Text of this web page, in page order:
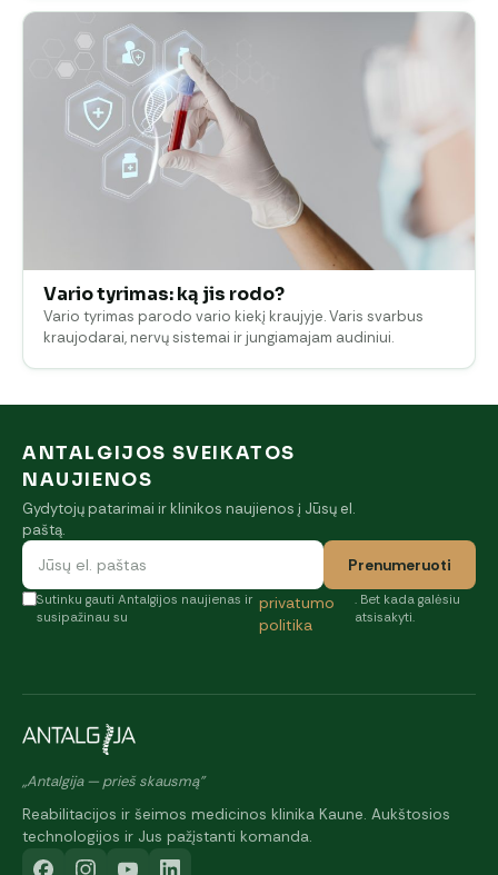
Vario tyrimas: ką jis rodo?
Vario tyrimas parodo vario kiekį kraujyje. Varis svarbus
kraujodarai, nervų sistemai ir jungiamajam audiniui.
ANTALGIJOS SVEIKATOS
NAUJIENOS
Gydytojų patarimai ir klinikos naujienos į Jūsų el.
paštą.
Prenumeruoti
Sutinku gauti Antalgijos naujienas ir
susipažinau su
privatumo
politika
. Bet kada galėsiu
atsisakyti.
„Antalgija — prieš skausmą"
Reabilitacijos ir šeimos medicinos klinika Kaune. Aukštosios
technologijos ir Jus pažįstanti komanda.